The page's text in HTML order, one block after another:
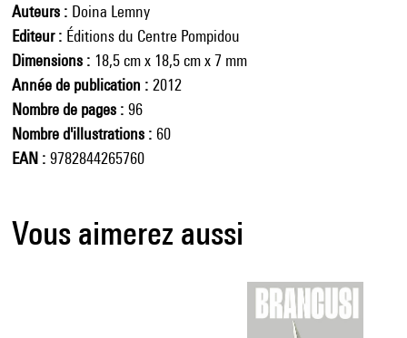
Auteurs
Doina Lemny
Editeur
Éditions du Centre Pompidou
Dimensions
18,5 cm x 18,5 cm x 7 mm
Année de publication
2012
Nombre de pages
96
Nombre d'illustrations
60
EAN
9782844265760
Vous aimerez aussi